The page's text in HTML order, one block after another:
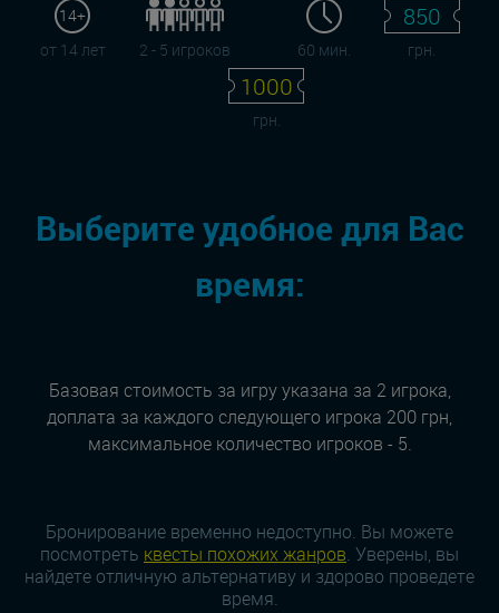
14+
от 14 лет
2 - 5 игроков 60 мин.
850
грн.
1000
грн.
Выберите удобное для Вас
время:
Базовая стоимость за игру указана за 2 игрока,
доплата за каждого следующего игрока 200 грн,
максимальное количество игроков - 5.
Бронирование временно недоступно. Вы можете
посмотреть квесты похожих жанров. Уверены, вы
найдете отличную альтернативу и здорово проведете
время.